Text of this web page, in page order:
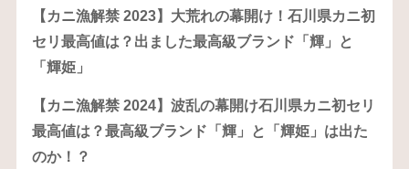
【カニ漁解禁 2023】大荒れの幕開け！石川県カニ初
セリ最高値は？出ました最高級ブランド「輝」と
「輝姫」
【カニ漁解禁 2024】波乱の幕開け石川県カニ初セリ
最高値は？最高級ブランド「輝」と「輝姫」は出た
のか！？